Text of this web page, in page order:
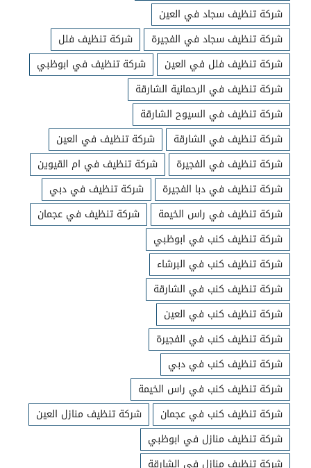
شركة تنظيف سجاد في العين
شركة تنظيف سجاد في الفجيرة
شركة تنظيف فلل
شركة تنظيف فلل في العين
شركة تنظيف في ابوظبي
شركة تنظيف في الرحمانية الشارقة
شركة تنظيف في السيوح الشارقة
شركة تنظيف في الشارقة
شركة تنظيف في العين
شركة تنظيف في الفجيرة
شركة تنظيف في ام القيوين
شركة تنظيف في دبا الفجيرة
شركة تنظيف في دبي
شركة تنظيف في راس الخيمة
شركة تنظيف في عجمان
شركة تنظيف كنب في ابوظبي
شركة تنظيف كنب في البرشاء
شركة تنظيف كنب في الشارقة
شركة تنظيف كنب في العين
شركة تنظيف كنب في الفجيرة
شركة تنظيف كنب في دبي
شركة تنظيف كنب في راس الخيمة
شركة تنظيف كنب في عجمان
شركة تنظيف منازل العين
شركة تنظيف منازل في ابوظبي